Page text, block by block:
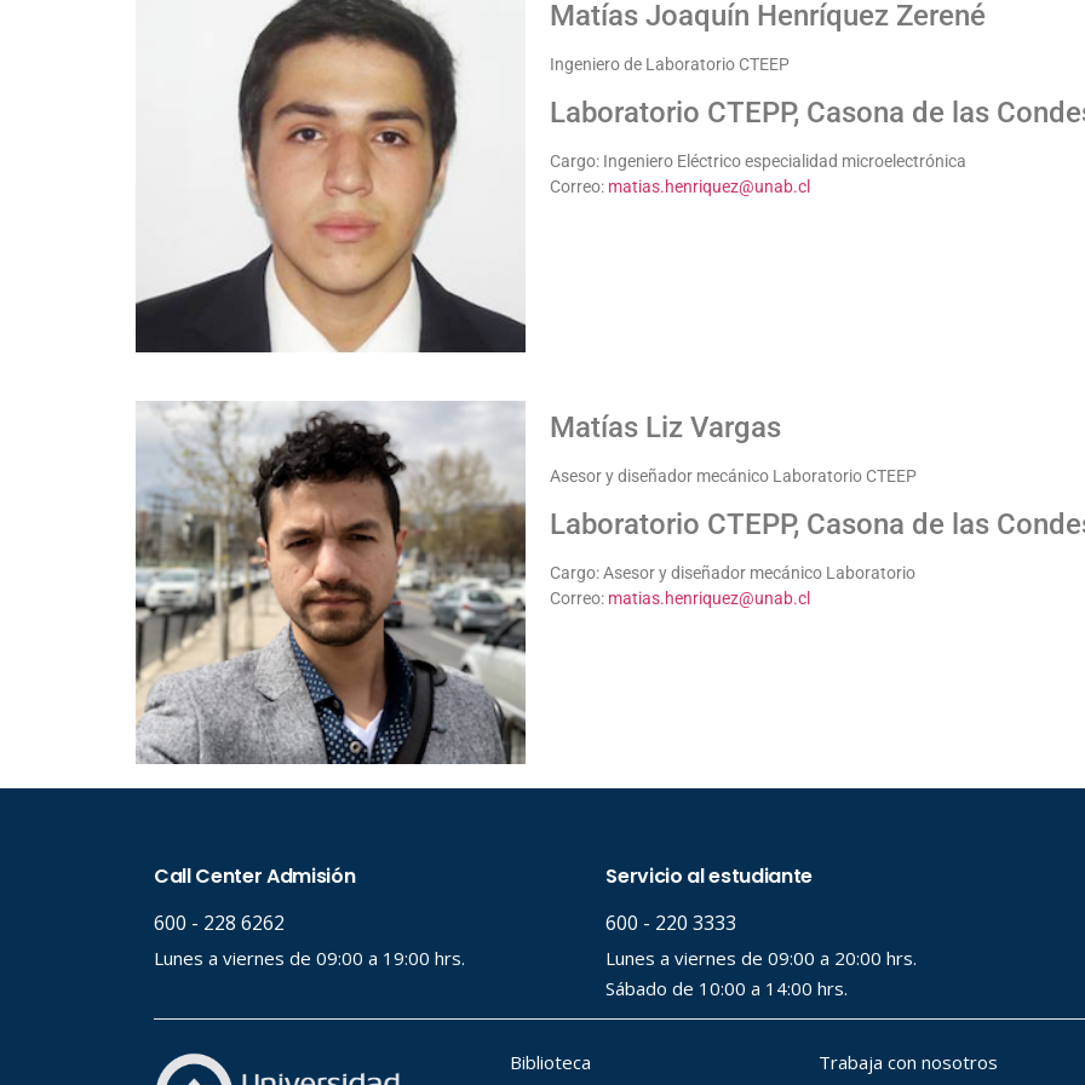
Matías Joaquín Henríquez Zerené
Ingeniero de Laboratorio CTEEP
Laboratorio CTEPP, Casona de las
Cargo: Ingeniero Eléctrico especialidad microelectrónica
Correo: matias.henriquez@unab.cl
Matías Liz Vargas
Asesor y diseñador mecánico Laboratorio CTEEP
Laboratorio CTEPP, Casona de las
Cargo: Asesor y diseñador mecánico Laboratorio
Correo: matias.henriquez@unab.cl